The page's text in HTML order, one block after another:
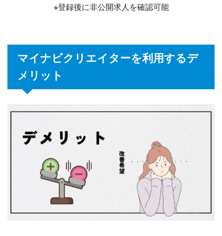
※登録後に非公開求人を確認可能
マイナビクリエイターを利用するデ
メリット